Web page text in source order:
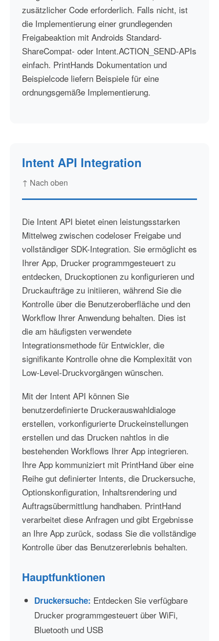
zusätzlicher Code erforderlich. Falls nicht, ist
die Implementierung einer grundlegenden
Freigabeaktion mit Androids Standard-
ShareCompat- oder Intent.ACTION_SEND-APIs
einfach. PrintHands Dokumentation und
Beispielcode liefern Beispiele für eine
ordnungsgemäße Implementierung.
Intent API Integration
↑ Nach oben
Die Intent API bietet einen leistungsstarken
Mittelweg zwischen codeloser Freigabe und
vollständiger SDK-Integration. Sie ermöglicht es
Ihrer App, Drucker programmgesteuert zu
entdecken, Druckoptionen zu konfigurieren und
Druckaufträge zu initiieren, während Sie die
Kontrolle über die Benutzeroberfläche und den
Workflow Ihrer Anwendung behalten. Dies ist
die am häufigsten verwendete
Integrationsmethode für Entwickler, die
signifikante Kontrolle ohne die Komplexität von
Low-Level-Druckvorgängen wünschen.
Mit der Intent API können Sie
benutzerdefinierte Druckerauswahldialoge
erstellen, vorkonfigurierte Druckeinstellungen
erstellen und das Drucken nahtlos in die
bestehenden Workflows Ihrer App integrieren.
Ihre App kommuniziert mit PrintHand über eine
Reihe gut definierter Intents, die Druckersuche,
Optionskonfiguration, Inhaltsrendering und
Auftragsübermittlung handhaben. PrintHand
verarbeitet diese Anfragen und gibt Ergebnisse
an Ihre App zurück, sodass Sie die vollständige
Kontrolle über das Benutzererlebnis behalten.
Hauptfunktionen
Druckersuche: Entdecken Sie verfügbare
Drucker programmgesteuert über WiFi,
Bluetooth und USB